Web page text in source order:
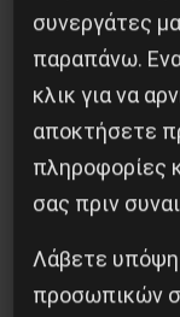
συνεργάτες
παραπάνω.
κλικ για να
αποκτήσετε
πληροφορίες
σας πριν
Λάβετε υπόψη
προσωπικών